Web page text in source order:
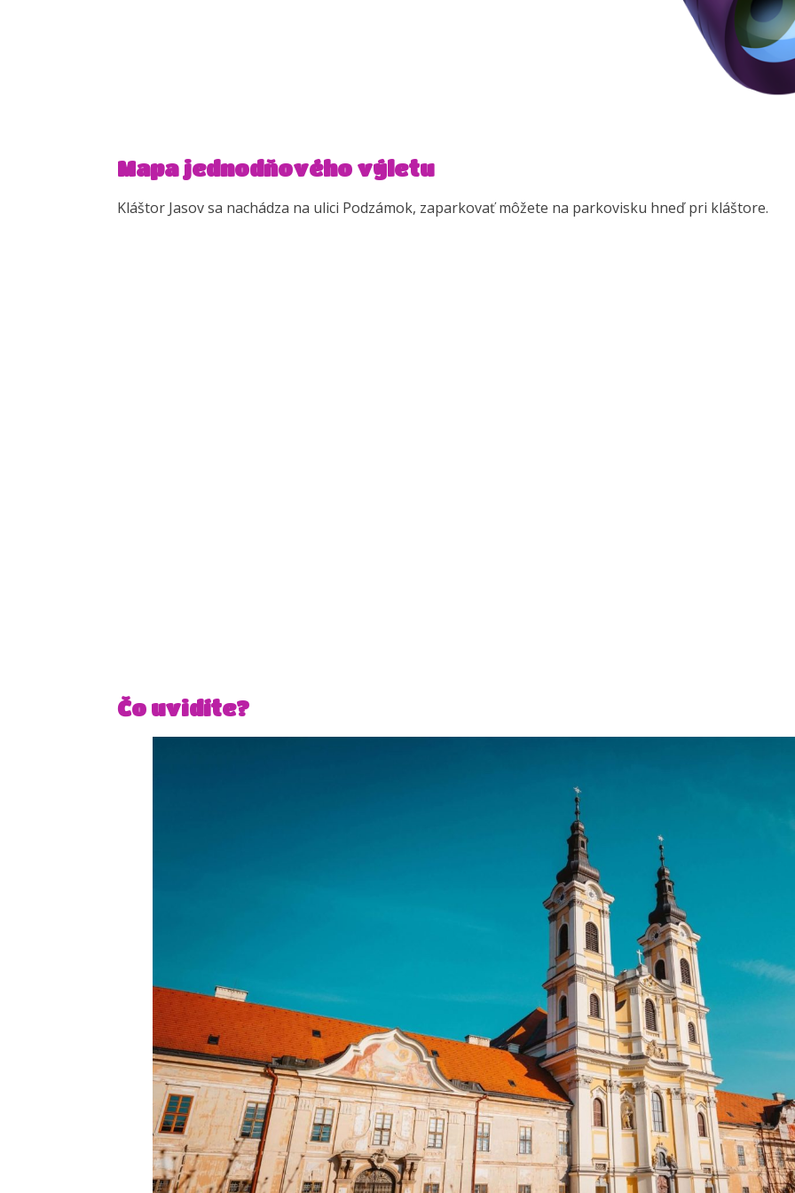
Mapa jednodňového výletu
Kláštor Jasov sa nachádza na ulici Podzámok, zaparkovať môžete na parkovisku hneď pri kláštore.
Čo uvidíte?